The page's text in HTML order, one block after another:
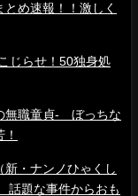
め速報！！激しく
じらせ！50独身処
職童貞- ぼっちな
・ナンノひゃくし
話題な事件からおも